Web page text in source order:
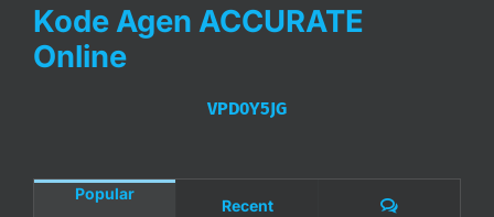
Kode Agen ACCURATE
Online
VPD0Y5JG
Popular
Recent Comments